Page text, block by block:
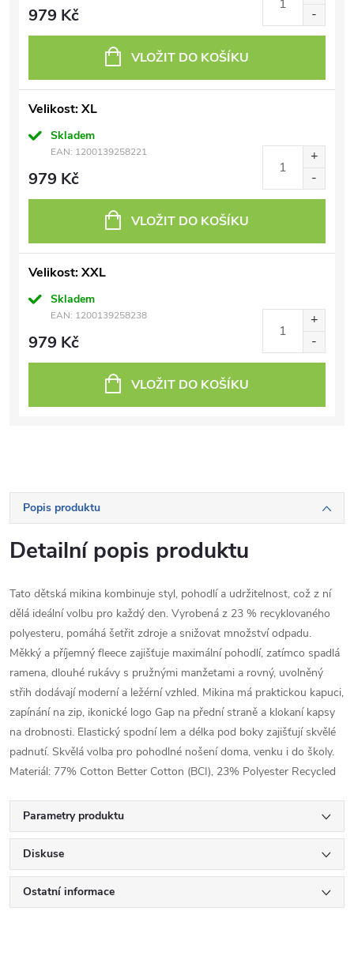
979 Kč
VLOŽIT DO KOŠÍKU
Velikost: XL
Skladem
EAN: 1200139258221
979 Kč
VLOŽIT DO KOŠÍKU
Velikost: XXL
Skladem
EAN: 1200139258238
979 Kč
VLOŽIT DO KOŠÍKU
Popis produktu
Detailní popis produktu
Tato dětská mikina kombinuje styl, pohodlí a udržitelnost, což z ní
dělá ideální volbu pro každý den. Vyrobená z 23 % recyklovaného
polyesteru, pomáhá šetřit zdroje a snižovat množství odpadu.
Měkký a příjemný fleece zajišťuje maximální pohodlí, zatímco spadlá
ramena, dlouhé rukávy s pružnými manžetami a rovný, uvolněný
střih dodávají moderní a ležérní vzhled. Mikina má praktickou kapuci,
zapínání na zip, ikonické logo Gap na přední straně a klokaní kapsy
na drobnosti. Elastický spodní lem a délka pod boky zajišťují skvělé
padnutí. Skvělá volba pro pohodlné nošení doma, venku i do školy.
Materiál: 77% Cotton Better Cotton (BCI), 23% Polyester Recycled
Parametry produktu
Diskuse
Ostatní informace